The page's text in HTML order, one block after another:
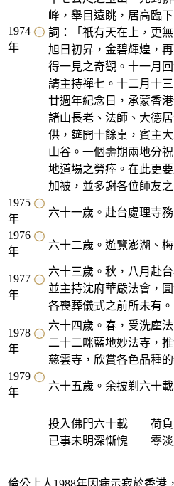
1974
年
峰，舉目遠眺，居高臨
詞：「祇有天在上，更
旭日初昇，金碧輝煌，
得一見之奇觀。十一月
請主持禪七。十二月十
廿週年紀念日，承蒙香
諸山長老、法師、大德
供，筵開十餘桌，賓主
山谷。一個壽期兩地分
地道場之勞瘁。在此更
加被，並多謝各位師友
1975
年
六十一歲。赴台處理寺務
1976
年
六十二歲。遊覽澎湖、
1977
年
六十三歲。秋，八月赴
並主持沈府華嚴法會，
各喪葬儀式之前所未有。
1978
年
六十四歲。春，受洗塵
二十二咪藍地妙法寺，
慈雲寺，欣賞各色品種的
1979
年
六十五歲。余披剃六十
投入佛門六十載 荷負
已事未明深慚愧 零淡
倫公上人1988年因病示寂於香港